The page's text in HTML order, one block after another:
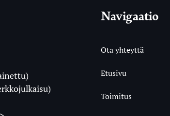
Navigaatio
Ota yhteyttä
Etusivu
Toimitus